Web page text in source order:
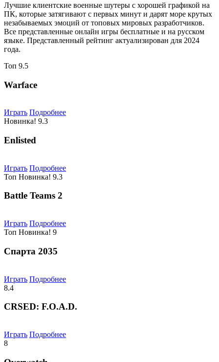
Лучшие клиентские военные шутеры с хорошей графикой на
ПК, которые затягивают с первых минут и дарят море крутых
незабываемых эмоций от топовых мировых разработчиков.
Все представленные онлайн игры бесплатные и на русском
языке. Представленный рейтинг актуализирован для 2024
года.
Топ 9.5
Warface
Играть Подробнее
Новинка! 9.3
Enlisted
Играть Подробнее
Топ Новинка! 9.3
Battle Teams 2
Играть Подробнее
Топ Новинка! 9
Спарта 2035
Играть Подробнее
8.4
CRSED: F.O.A.D.
Играть Подробнее
8